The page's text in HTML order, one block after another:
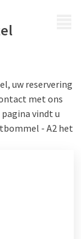
uw reservering
met ons
pagina vindt u
- A2 het